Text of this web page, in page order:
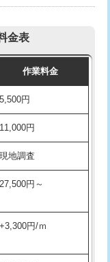
27,500円
38,500円
38,500円
現場見積
16,500円
11,000円+材料費
13,200円
16,500円
16,500円
16,500円
5,500円
5,500円
金表
作業料金
5,500円
11,000円
現地調査
27,500円～
+3,300円/ｍ